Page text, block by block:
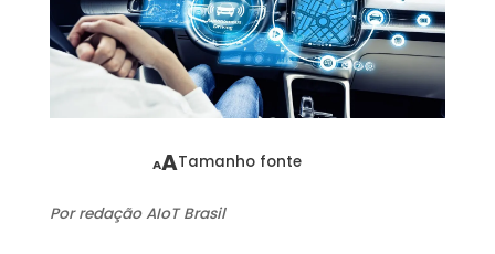
AATamanho fonte
Por redação AIoT Brasil